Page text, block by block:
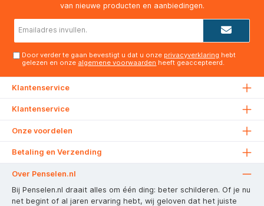
van nieuwe producten en aanbiedingen.
Door verder te gaan bevestigt u dat u onze privacyverklaring hebt
gelezen en onze algemene voorwaarden heeft geaccepteerd.
Klantenservice
Klantenservice
Onze voordelen
Betaling en Verzending
Over Penselen.nl
Bij Penselen.nl draait alles om één ding: beter schilderen. Of je nu
net begint of al jaren ervaring hebt, wij geloven dat het juiste